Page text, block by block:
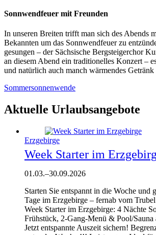
Sonnwendfeuer mit Freunden
In unseren Breiten trifft man sich des Abends
Bekannten um das Sonnwendfeuer zu
gesungen – der Sächsische Bergsteigerchor
an diesem Abend ein traditionelles Konzert –
und natürlich auch manch wärmendes Getränk
Sommersonnenwende
Aktuelle Urlaubsangebote
Erzgebirge
Week Starter im
01.03.–30.09.2026
Starten Sie entspannt in die Woche und
Tage im Erzgebirge – fernab vom
Week Starter im Erzgebirge: 4 Nächte
Frühstück, 2-Gang-Menü & Pool/Sauna
Jetzt entspannte Auszeit sichern!